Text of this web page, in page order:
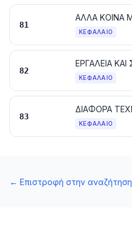
81
ΚΕΦΆΛΑΙΟ
82
ΚΕΦΆΛΑΙΟ
83
ΚΕΦΆΛΑΙΟ
← Επιστροφή στην αναζήτηση